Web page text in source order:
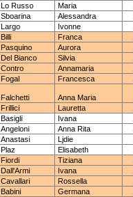
Lo Russo Maria
Sboarina Alessandra
Largo Ivonne
Billi Franca
Pasquino Aurora
Del Bianco Silvia
Contro Annamaria
Fogal Francesca
Falchetti Anna Maria
Frillici Lauretta
Basigli Ivana
Angeloni Anna Rita
Anastasi Ljdie
Plaz Elisabeth
Fiordi Tiziana
Dall'Armi Ivana
Cavallari Rossella
Babini Germana